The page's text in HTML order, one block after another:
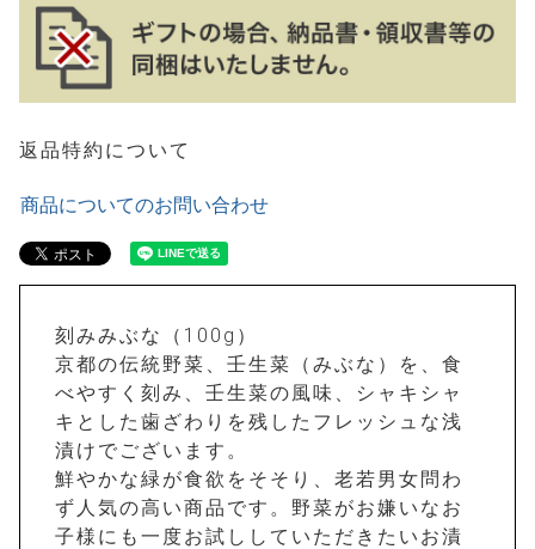
返品特約について
商品についてのお問い合わせ
刻みみぶな（100g）
京都の伝統野菜、壬生菜（みぶな）を、食
べやすく刻み、壬生菜の風味、シャキシャ
キとした歯ざわりを残したフレッシュな浅
漬けでございます。
鮮やかな緑が食欲をそそり、老若男女問わ
ず人気の高い商品です。野菜がお嫌いなお
子様にも一度お試ししていただきたいお漬